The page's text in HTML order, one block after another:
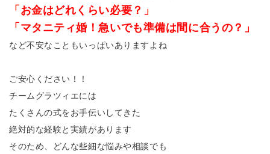
「お金はどれくらい必要？」
「マタニティ婚！急いでも準備は間に合うの？」
など不安なこともいっぱいありますよね
ご安心ください！！
チームグラツィエには
たくさんの式をお手伝いしてきた
絶対的な経験と実績があります
そのため、どんな些細な悩みや相談でも